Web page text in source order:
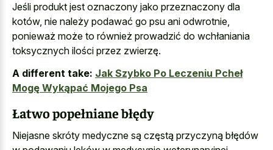
Jeśli produkt jest oznaczony jako przeznaczony dla
kotów, nie należy podawać go psu ani odwrotnie,
ponieważ może to również prowadzić do wchłaniania
toksycznych ilości przez zwierzę.
A different take: Jak Szybko Po Leczeniu Pcheł
Mogę Wykąpać Mojego Psa
Łatwo popełniane błędy
Niejasne skróty medyczne są częstą przyczyną błędów